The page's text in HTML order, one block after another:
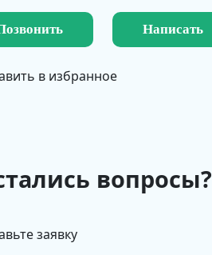
Написать
в избранное
вопросы?
заявку